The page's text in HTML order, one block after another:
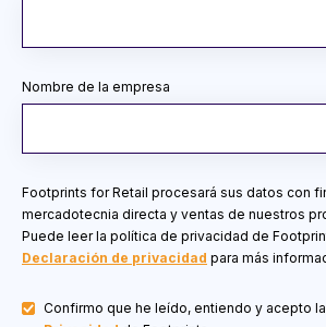
Nombre de la empresa
Footprints for Retail procesará sus datos con
mercadotecnia directa y ventas de nuestros
Puede leer la política de privacidad de
Declaración de privacidad para más
Confirmo que he leído, entiendo y acepto la